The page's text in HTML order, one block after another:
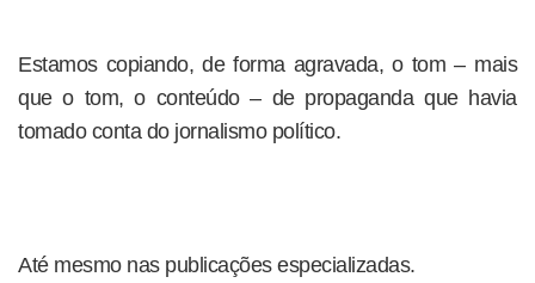
Estamos copiando, de forma agravada, o tom – mais
que o tom, o conteúdo – de propaganda que havia
tomado conta do jornalismo político.
Até mesmo nas publicações especializadas.